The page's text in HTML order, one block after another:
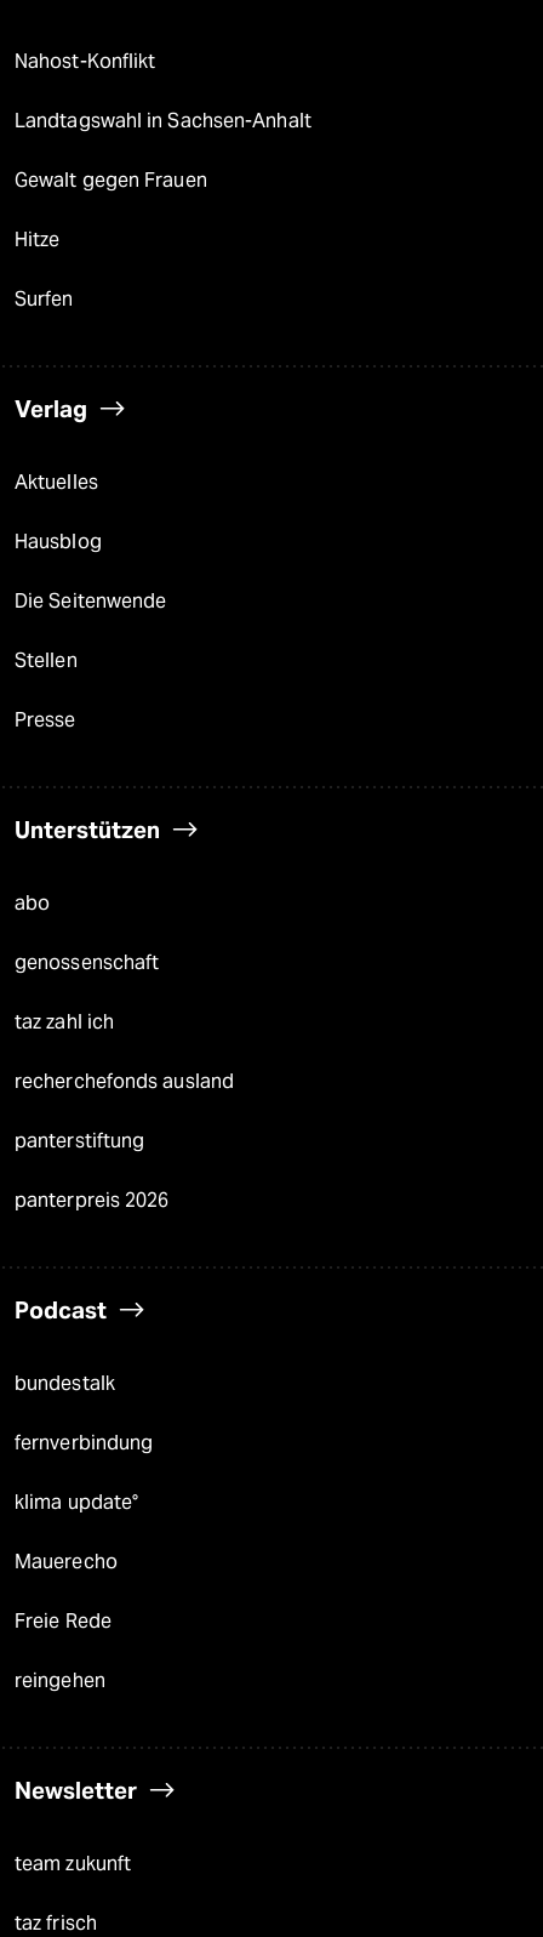
Nahost-Konflikt
Landtagswahl in Sachsen-Anhalt
Gewalt gegen Frauen
Hitze
Surfen
Verlag
Aktuelles
Hausblog
Die Seitenwende
Stellen
Presse
Unterstützen
abo
genossenschaft
taz zahl ich
recherchefonds ausland
panterstiftung
panterpreis 2026
Podcast
bundestalk
fernverbindung
klima update°
Mauerecho
Freie Rede
reingehen
Newsletter
team zukunft
taz frisch